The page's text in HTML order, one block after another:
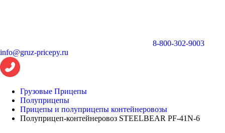
8-800-302-9003
info@gruz-pricepy.ru
Грузовые Прицепы
Полуприцепы
Прицепы и полуприцепы контейнеровозы
Полуприцеп-контейнеровоз STEELBEAR PF-41N-6